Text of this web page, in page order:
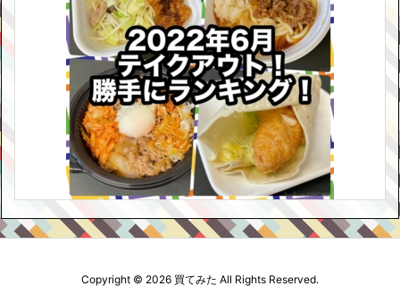
Copyright © 2026 買てみた All Rights Reserved.